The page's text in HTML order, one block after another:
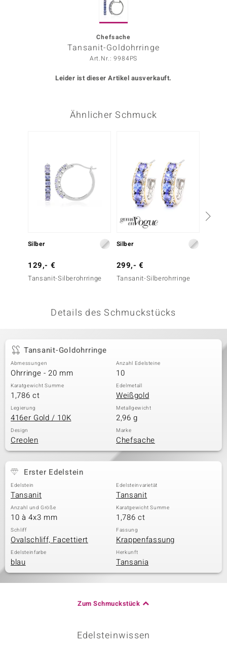
Collection
Classics
Chefsache
Tansanit-Goldohrringe
Art.Nr.: 9984PS
Leider ist dieser Artikel ausverkauft.
Ähnlicher Schmuck
Silber
129,- €
Tansanit-Silberohrringe
Silber
299,- €
Tansanit-Silberohrringe
Details des Schmuckstücks
Tansanit-Goldohrringe
Abmessungen
Ohrringe - 20 mm
Anzahl Edelsteine
10
Karatgewicht Summe
1,786 ct
Edelmetall
Weißgold
Legierung
416er Gold / 10K
Metallgewicht
2,96 g
Design
Creolen
Marke
Chefsache
Erster Edelstein
Edelstein
Tansanit
Edelsteinvarietät
Tansanit
Anzahl und Größe
10 à 4x3 mm
Karatgewicht Summe
1,786 ct
Schliff
Ovalschliff, Facettiert
Fassung
Krappenfassung
Edelsteinfarbe
blau
Herkunft
Tansania
Zum Schmuckstück
Edelsteinwissen